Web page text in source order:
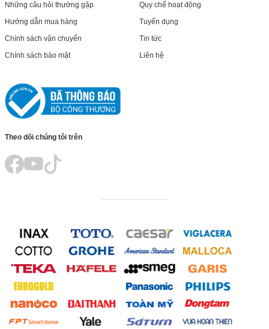
Những câu hỏi thường gặp
Hướng dẫn mua hàng
Chính sách vận chuyển
Chính sách bảo mật
Quy chế hoạt động
Tuyển dụng
Tin tức
Liên hệ
Theo dõi chúng tôi trên